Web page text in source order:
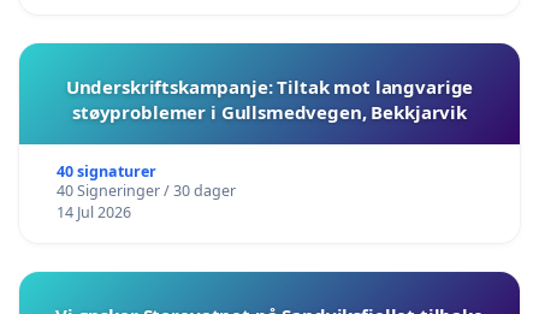
Underskriftskampanje: Tiltak mot langvarige
støyproblemer i Gullsmedvegen, Bekkjarvik
40 signaturer
40 Signeringer / 30 dager
14 Jul 2026